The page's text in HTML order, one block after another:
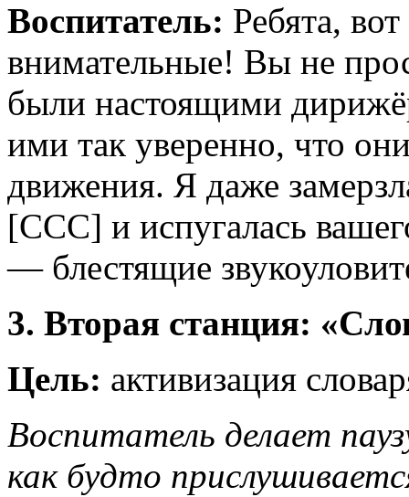
Воспитатель: Ребята,
внимательные! Вы не
были настоящими
ими так уверенно, что
движения. Я даже
[ССС] и испугалась
— блестящие
3. Вторая станция:
Цель: активизация
Воспитатель делает
как будто